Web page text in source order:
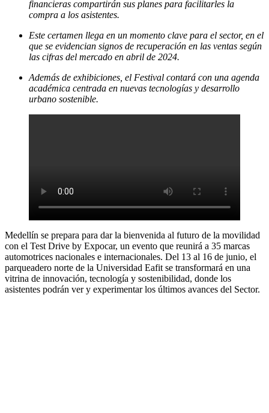
financieras compartirán sus planes para facilitarles la
compra a los asistentes.
Este certamen llega en un momento clave para el sector, en el
que se evidencian signos de recuperación en las ventas según
las cifras del mercado en abril de 2024.
Además de exhibiciones, el Festival contará con una agenda
académica centrada en nuevas tecnologías y desarrollo
urbano sostenible.
Medellín se prepara para dar la bienvenida al futuro de la movilidad
con el Test Drive by Expocar, un evento que reunirá a 35 marcas
automotrices nacionales e internacionales. Del 13 al 16 de junio, el
parqueadero norte de la Universidad Eafit se transformará en una
vitrina de innovación, tecnología y sostenibilidad, donde los
asistentes podrán ver y experimentar los últimos avances del Sector.